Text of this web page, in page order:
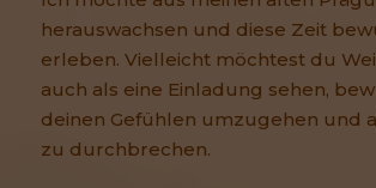
herauswachsen und diese Zeit
erleben. Vielleicht möchtest du
auch als eine Einladung sehen,
deinen Gefühlen umzugehen und
zu durchbrechen.